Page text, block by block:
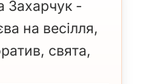
Захарчук -
на весілля,
свята,